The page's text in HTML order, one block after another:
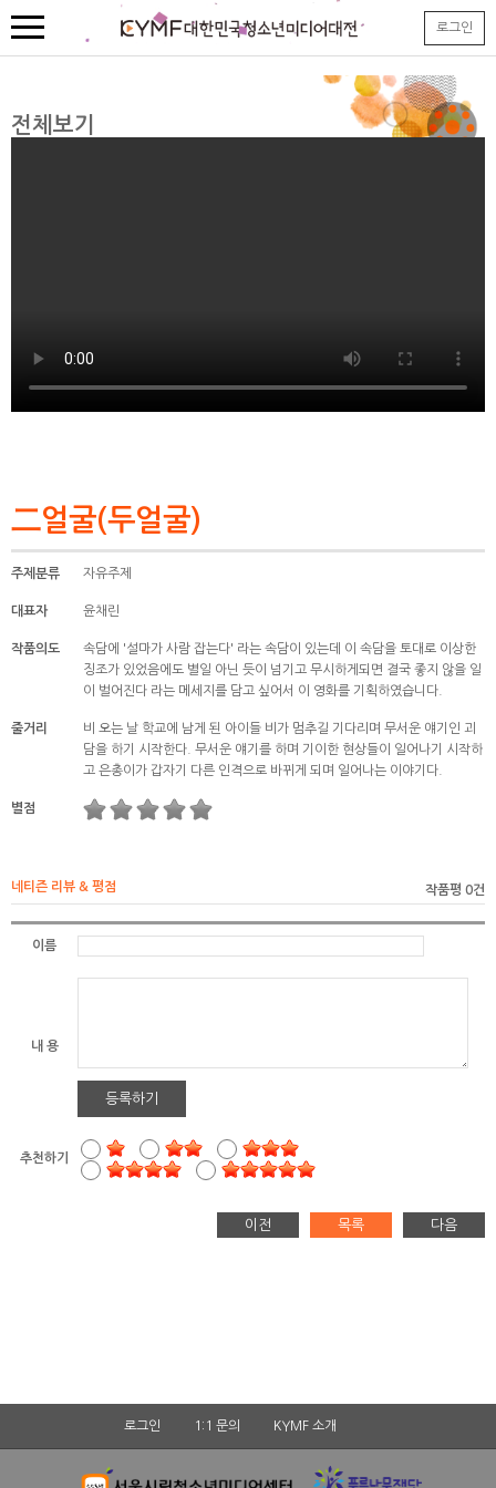
로그인
전체보기
二얼굴(두얼굴)
주제분류 자유주제
대표자 윤채린
작품의도
속담에 '설마가 사람 잡는다' 라는 속담이 있는데 이 속담을 토대로 이상한
징조가 있었음에도 별일 아닌 듯이 넘기고 무시하게되면 결국 좋지 않을 일
이 벌어진다 라는 메세지를 담고 싶어서 이 영화를 기획하였습니다.
줄거리
비 오는 날 학교에 남게 된 아이들 비가 멈추길 기다리며 무서운 얘기인 괴
담을 하기 시작한다. 무서운 얘기를 하며 기이한 현상들이 일어나기 시작하
고 은총이가 갑자기 다른 인격으로 바뀌게 되며 일어나는 이야기다.
별점
네티즌 리뷰 & 평점 작품평 0건
이름
내 용
등록하기
추천하기
이전 목록 다음
로그인 1:1 문의 KYMF 소개